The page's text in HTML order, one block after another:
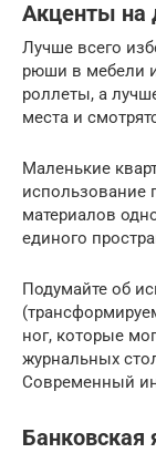
Акценты на
Лучше всего
рюши в мебели
роллеты, а
места и
Маленькие
использование
материалов
единого
Подумайте об
ног, которые
журнальных
Современный
Банковская